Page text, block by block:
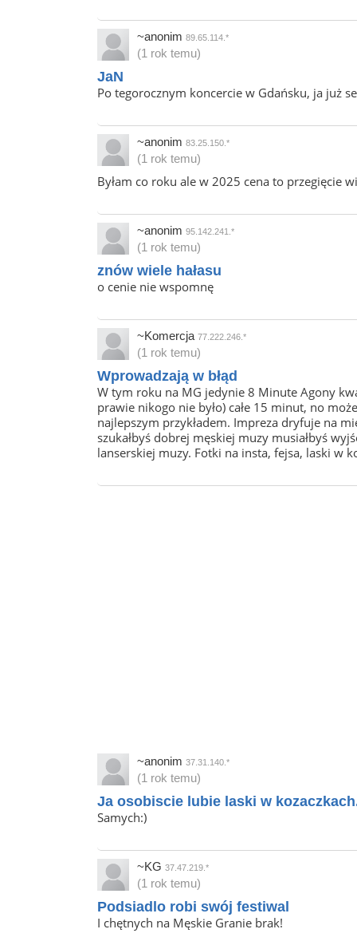
~anonim 89.65.114.*
(1 rok temu)
JaN
Po tegorocznym koncercie w Gdańsku, ja już
~anonim 83.25.150.*
(1 rok temu)
Byłam co roku ale w 2025 cena to przegięcie
~anonim 95.142.241.*
(1 rok temu)
znów wiele hałasu
o cenie nie wspomnę
~Komercja 77.222.246.*
(1 rok temu)
Wprowadzają w błąd
W tym roku na MG jedynie 8 Minute Agony
prawie nikogo nie było) całe 15 minut, no
najlepszym przykładem. Impreza dryfuje na
szukałbyś dobrej męskiej muzy musiałbyś
lanserskiej muzy. Fotki na insta, fejsa, laski w
~anonim 37.31.140.*
(1 rok temu)
Ja osobiscie lubie laski w
Samych:)
~KG 37.47.219.*
(1 rok temu)
Podsiadlo robi swój festiwal
I chętnych na Męskie Granie brak!